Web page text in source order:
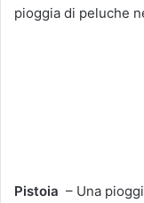
pioggia di peluche
Pistoia – Una